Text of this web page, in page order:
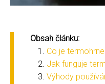
Obsah článku:
Co je
Jak funguje
Výhody